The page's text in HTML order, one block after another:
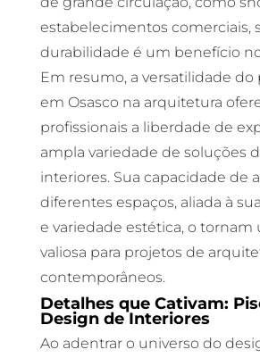
estabelecimentos comerciais,
durabilidade é um benefício
Em resumo, a versatilidade do
em Osasco na arquitetura
profissionais a liberdade de
ampla variedade de soluções
interiores. Sua capacidade de
diferentes espaços, aliada à
e variedade estética, o tornam
valiosa para projetos de
contemporâneos.
Detalhes que Cativam:
Design de Interiores
Ao adentrar o universo do